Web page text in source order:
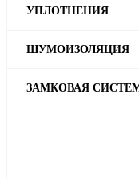
УПЛОТНЕНИЯ
ШУМОИЗОЛЯЦИЯ
ЗАМКОВАЯ